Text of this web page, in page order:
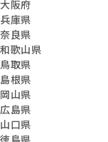
大阪府
兵庫県
奈良県
和歌山県
鳥取県
島根県
岡山県
広島県
山口県
徳島県